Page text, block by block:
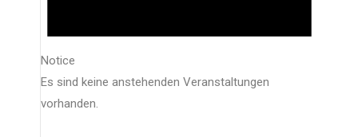
Notice
Es sind keine anstehenden Veranstaltungen
vorhanden.